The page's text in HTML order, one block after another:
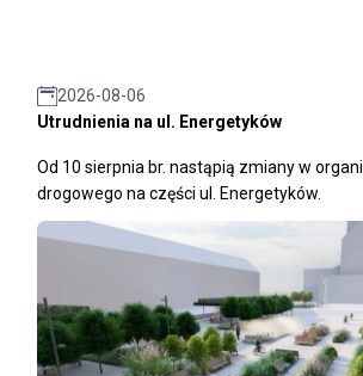
2026-08-06
Utrudnienia na ul. Energetyków
Od 10 sierpnia br. nastąpią zmiany w
drogowego na części ul. Energetyków.